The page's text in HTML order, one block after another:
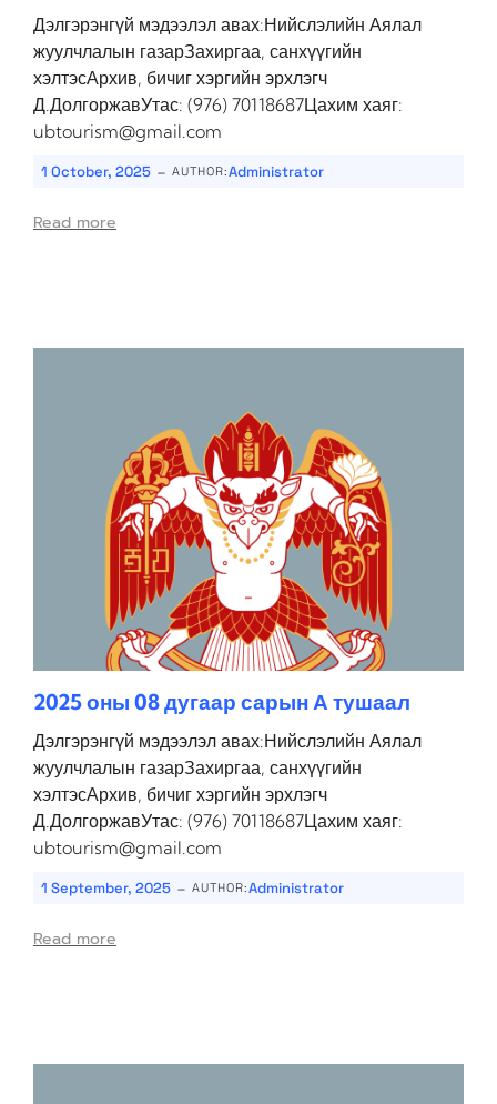
Дэлгэрэнгүй мэдээлэл авах:Нийслэлийн Аялал
жуулчлалын газарЗахиргаа, санхүүгийн
хэлтэсАрхив, бичиг хэргийн эрхлэгч
Д.ДолгоржавУтас: (976) 70118687Цахим хаяг:
ubtourism@gmail.com
1 October, 2025 - AUTHOR:Administrator
Read more
2025 оны 08 дугаар сарын А тушаал
Дэлгэрэнгүй мэдээлэл авах:Нийслэлийн Аялал
жуулчлалын газарЗахиргаа, санхүүгийн
хэлтэсАрхив, бичиг хэргийн эрхлэгч
Д.ДолгоржавУтас: (976) 70118687Цахим хаяг:
ubtourism@gmail.com
1 September, 2025 - AUTHOR:Administrator
Read more